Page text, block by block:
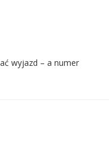
wyjazd – a numer